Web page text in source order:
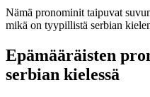
Nämä pronominit taipuvat
mikä on tyypillistä serbian
Epämääräisten
serbian kielessä